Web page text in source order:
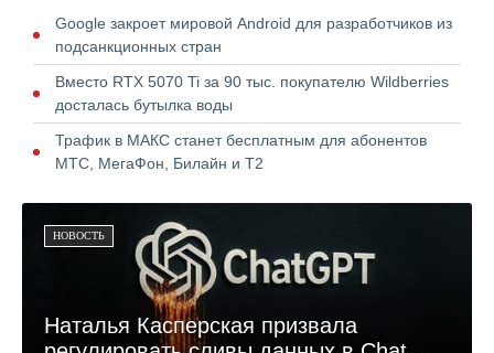
Google закроет мировой Android для разработчиков из
подсанкционных стран
Вместо RTX 5070 Ti за 90 тыс. покупателю Wildberries
досталась бутылка воды
Трафик в МАКС станет бесплатным для абонентов
МТС, МегаФон, Билайн и Т2
НОВОСТЬ
Наталья Касперская призвала